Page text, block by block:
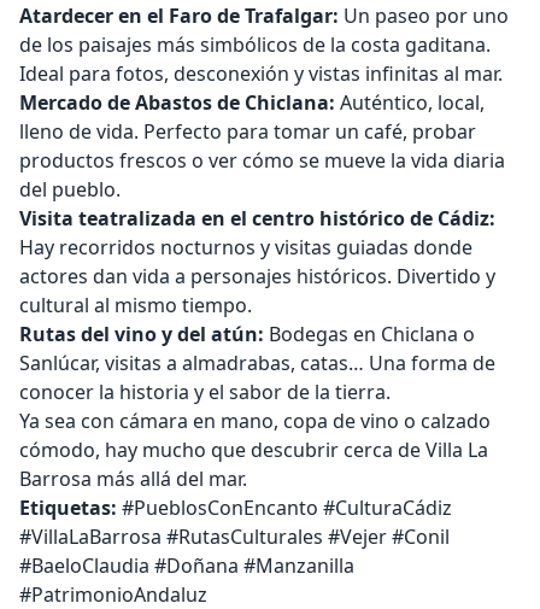
Atardecer en el Faro de Trafalgar: Un paseo por uno
de los paisajes más simbólicos de la costa gaditana.
Ideal para fotos, desconexión y vistas infinitas al mar.
Mercado de Abastos de Chiclana: Auténtico, local,
lleno de vida. Perfecto para tomar un café, probar
productos frescos o ver cómo se mueve la vida diaria
del pueblo.
Visita teatralizada en el centro histórico de Cádiz:
Hay recorridos nocturnos y visitas guiadas donde
actores dan vida a personajes históricos. Divertido y
cultural al mismo tiempo.
Rutas del vino y del atún: Bodegas en Chiclana o
Sanlúcar, visitas a almadrabas, catas… Una forma de
conocer la historia y el sabor de la tierra.
Ya sea con cámara en mano, copa de vino o calzado
cómodo, hay mucho que descubrir cerca de Villa La
Barrosa más allá del mar.
Etiquetas: #PueblosConEncanto #CulturaCádiz
#VillaLaBarrosa #RutasCulturales #Vejer #Conil
#BaeloClaudia #Doñana #Manzanilla
#PatrimonioAndaluz